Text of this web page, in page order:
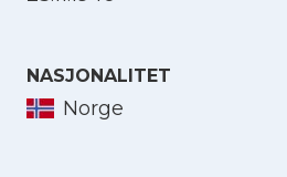
NASJONALITET
Norge